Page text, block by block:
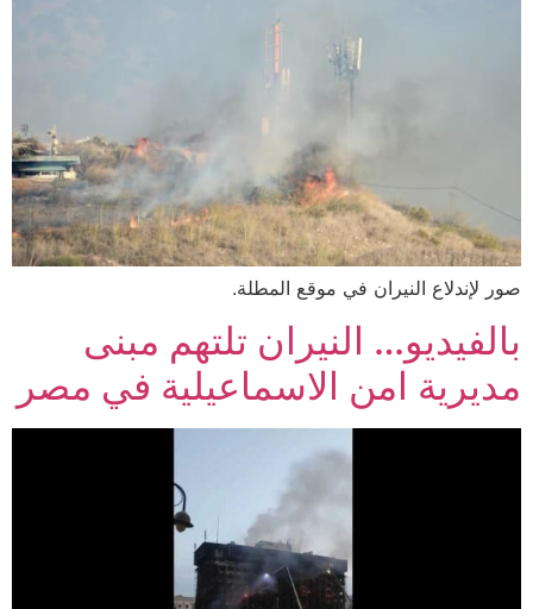
صور لإندلاع النيران في موقع المطلة.
بالفيديو… النيران تلتهم مبنى
مديرية امن الاسماعيلية في مصر